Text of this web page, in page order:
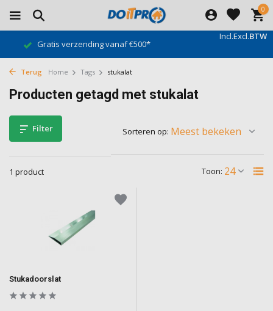
0
Incl.Excl.BTW
Gratis verzending vanaf €500*
Terug Home Tags stukalat
Producten getagd met stukalat
Filter
1 product Toon:
Sorteren op:
Stukadoorslat